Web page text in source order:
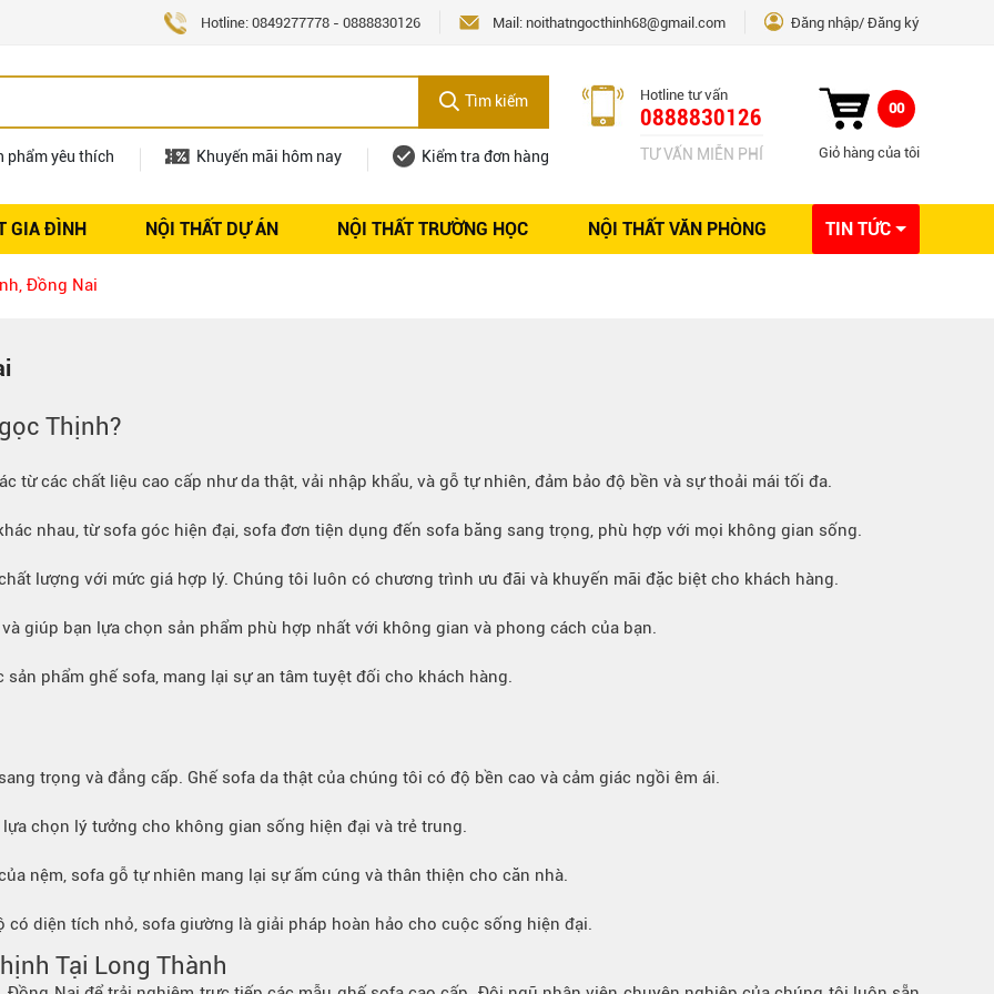
Hotline: 0849277778 - 0888830126 Mail: noithatngocthinh68@gmail.com Đăng nhập Đăng ký
Tìm kiếm
phẩm yêu thích Khuyến mãi hôm nay Kiểm tra đơn hàng
Hotline tư vấn
0888830126
TƯ VẤN MIỄN PHÍ
00
Giỏ hàng của tôi
GIA ĐÌNH NỘI THẤT DỰ ÁN NỘI THẤT TRƯỜNG HỌC NỘI THẤT VĂN PHÒNG TIN TỨC
thất
Đồng Nai
Thịnh?
từ các chất liệu cao cấp như da thật, vải nhập khẩu, và gỗ tự nhiên, đảm bảo độ bền và sự thoải mái tối đa.
nhau, từ sofa góc hiện đại, sofa đơn tiện dụng đến sofa băng sang trọng, phù hợp với mọi không gian sống.
lượng với mức giá hợp lý. Chúng tôi luôn có chương trình ưu đãi và khuyến mãi đặc biệt cho khách hàng.
giúp bạn lựa chọn sản phẩm phù hợp nhất với không gian và phong cách của bạn.
phẩm ghế sofa, mang lại sự an tâm tuyệt đối cho khách hàng.
trọng và đẳng cấp. Ghế sofa da thật của chúng tôi có độ bền cao và cảm giác ngồi êm ái.
chọn lý tưởng cho không gian sống hiện đại và trẻ trung.
nệm, sofa gỗ tự nhiên mang lại sự ấm cúng và thân thiện cho căn nhà.
diện tích nhỏ, sofa giường là giải pháp hoàn hảo cho cuộc sống hiện đại.
Tại Long Thành